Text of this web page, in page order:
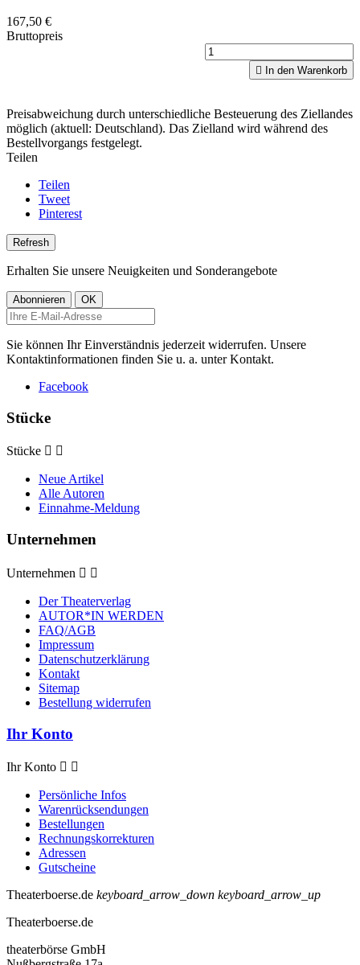
167,50 €
Bruttopreis
 In den Warenkorb
Preisabweichung durch unterschiedliche Besteuerung des Ziellandes
möglich (aktuell: Deutschland). Das Zielland wird während des
Bestellvorgangs festgelegt.
Teilen
Teilen
Tweet
Pinterest
Erhalten Sie unsere Neuigkeiten und Sonderangebote
Sie können Ihr Einverständnis jederzeit widerrufen. Unsere
Kontaktinformationen finden Sie u. a. unter Kontakt.
Facebook
Stücke
Stücke  
Neue Artikel
Alle Autoren
Einnahme-Meldung
Unternehmen
Unternehmen  
Der Theaterverlag
AUTOR*IN WERDEN
FAQ/AGB
Impressum
Datenschutzerklärung
Kontakt
Sitemap
Bestellung widerrufen
Ihr Konto
Ihr Konto  
Persönliche Infos
Warenrücksendungen
Bestellungen
Rechnungskorrekturen
Adressen
Gutscheine
Theaterboerse.de keyboard_arrow_down keyboard_arrow_up
Theaterboerse.de
theaterbörse GmbH